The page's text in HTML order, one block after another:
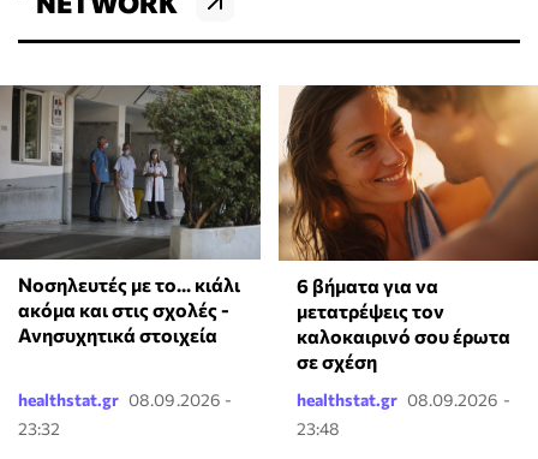
Νοσηλευτές με το... κιάλι
ακόμα και στις σχολές -
Ανησυχητικά στοιχεία
healthstat.gr 08.09.2026 -
23:32
6 βήματα για να
μετατρέψεις τον
καλοκαιρινό σου έρωτα
σε σχέση
healthstat.gr 08.09.2026 -
23:48